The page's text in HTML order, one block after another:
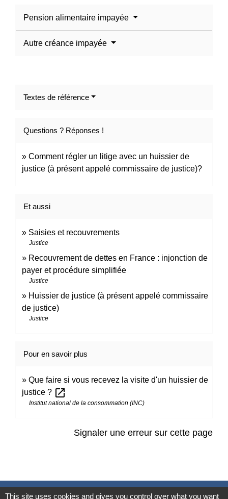
Pension alimentaire impayée
Autre créance impayée
Textes de référence
Questions ? Réponses !
Comment régler un litige avec un huissier de
justice (à présent appelé commissaire de justice)?
Et aussi
Saisies et recouvrements
Justice
Recouvrement de dettes en France : injonction de
payer et procédure simplifiée
Justice
Huissier de justice (à présent appelé commissaire
de justice)
Justice
Pour en savoir plus
Que faire si vous recevez la visite d'un huissier de
justice ? open_in_new
Institut national de la consommation (INC)
Signaler une erreur sur cette page
This site uses cookies and gives you control over what you want